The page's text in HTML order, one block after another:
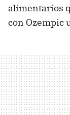
alimentarios
con Ozempic